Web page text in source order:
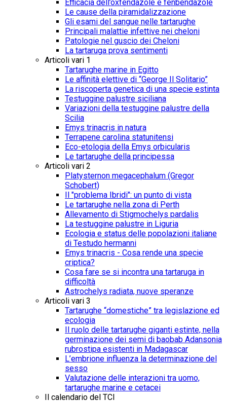
Efficacia dell’oxfendazole e fenbendazole
Le cause della piramidalizzazione
Gli esami del sangue nelle tartarughe
Principali malattie infettive nei cheloni
Patologie nel guscio dei Cheloni
La tartaruga prova sentimenti
Articoli vari 1
Tartarughe marine in Egitto
Le affinità elettive di “George Il Solitario”
La riscoperta genetica di una specie estinta
Testuggine palustre siciliana
Variazioni della testuggine palustre della
Scilia
Emys trinacris in natura
Terrapene carolina statunitensi
Eco-etologia della Emys orbicularis
Le tartarughe della principessa
Articoli vari 2
Platysternon megacephalum (Gregor
Schobert)
Il "problema Ibridi": un punto di vista
Le tartarughe nella zona di Perth
Allevamento di Stigmochelys pardalis
La testuggine palustre in Liguria
Ecologia e status delle popolazioni italiane
di Testudo hermanni
Emys trinacris - Cosa rende una specie
criptica?
Cosa fare se si incontra una tartaruga in
difficoltà
Astrochelys radiata, nuove speranze
Articoli vari 3
Tartarughe “domestiche” tra legislazione ed
ecologia
Il ruolo delle tartarughe giganti estinte, nella
germinazione dei semi di baobab Adansonia
rubrostipa esistenti in Madagascar
L’embrione influenza la determinazione del
sesso
Valutazione delle interazioni tra uomo,
tartarughe marine e cetacei
Il calendario del TCI